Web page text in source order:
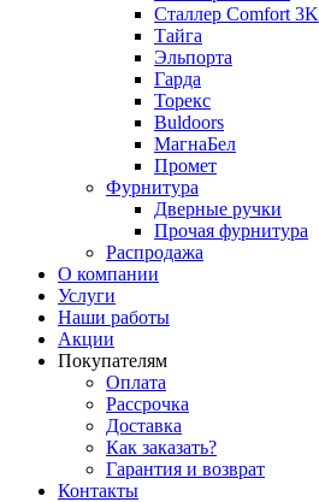
Сталлер Comfort 3K
Тайга
Эльпорта
Гарда
Торекс
Buldoors
МагнаБел
Промет
Фурнитура
Дверные ручки
Прочая фурнитура
Распродажа
О компании
Услуги
Наши работы
Акции
Покупателям
Оплата
Рассрочка
Доставка
Как заказать?
Гарантия и возврат
Контакты